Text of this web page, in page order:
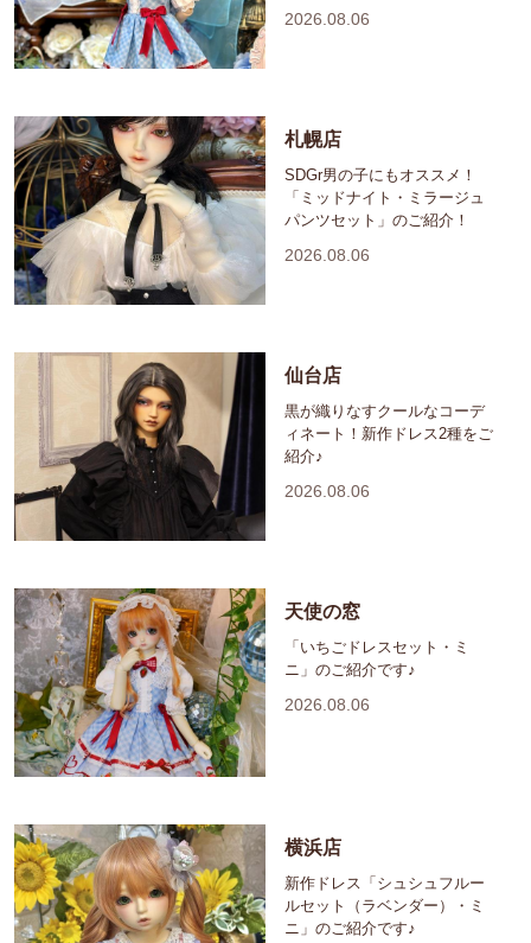
2026.08.06
札幌店
SDGr男の子にもオススメ！
「ミッドナイト・ミラージュ
パンツセット」のご紹介！
2026.08.06
仙台店
黒が織りなすクールなコーデ
ィネート！新作ドレス2種をご
紹介♪
2026.08.06
天使の窓
「いちごドレスセット・ミ
ニ」のご紹介です♪
2026.08.06
横浜店
新作ドレス「シュシュフルー
ルセット（ラベンダー）・ミ
ニ」のご紹介です♪